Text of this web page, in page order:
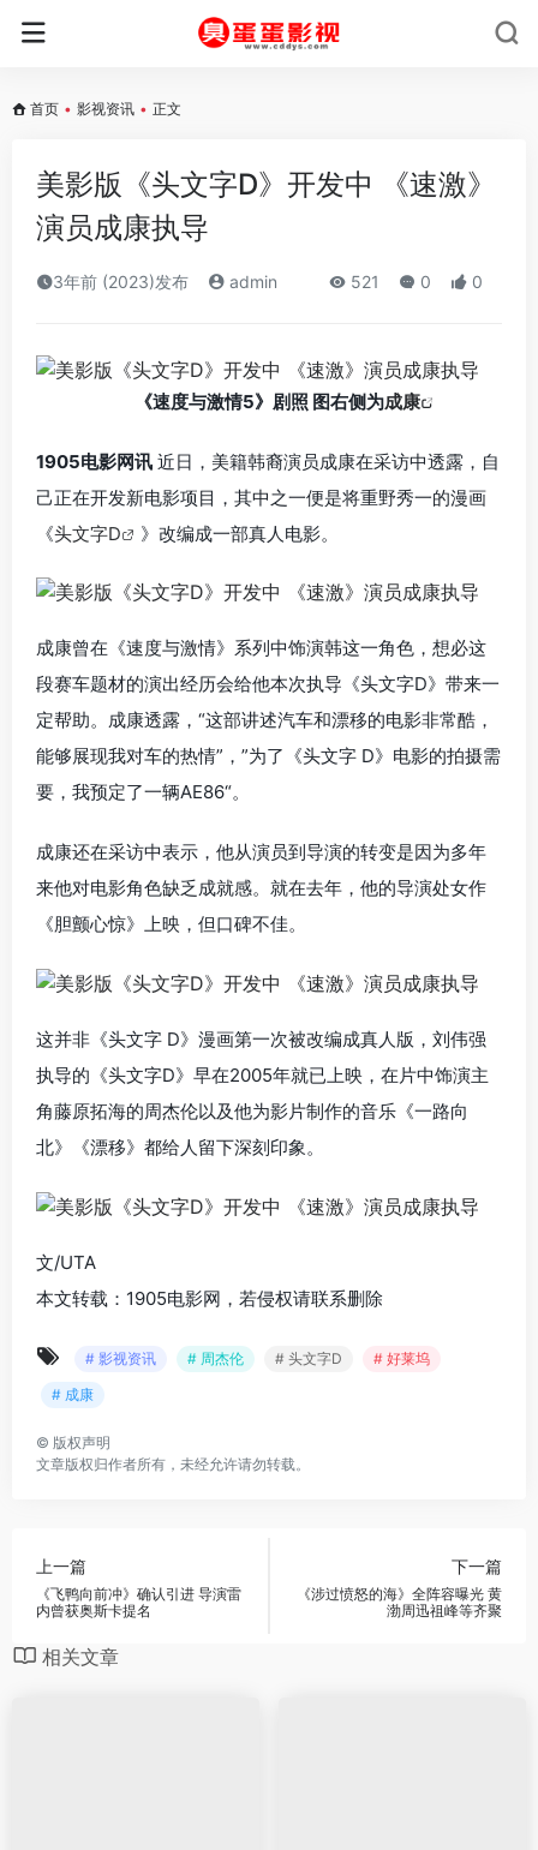
首页 • 影视资讯 • 正文
美影版《头文字D》开发中 《速激》
演员成康执导
3年前 (2023)发布 admin 521 0 0
《速度与激情5》 剧照 图右侧为成康
1905电影网讯 近日，美籍韩裔演员成康在采访中透露，自
己正在开发新电影项目，其中之一便是将重野秀一的漫画
《头文字D 》改编成一部真人电影。
成康曾在《速度与激情》系列中饰演韩这一角色，想必这
段赛车题材的演出经历会给他本次执导《头文字D》带来一
定帮助。成康透露，“这部讲述汽车和漂移的电影非常酷，
能够展现我对车的热情”，”为了《头文字 D》电影的拍摄需
要，我预定了一辆AE86“。
成康还在采访中表示，他从演员到导演的转变是因为多年
来他对电影角色缺乏成就感。就在去年，他的导演处女作
《胆颤心惊》上映，但口碑不佳。
这并非《头文字 D》漫画第一次被改编成真人版，刘伟强
执导的《头文字D》早在2005年就已上映，在片中饰演主
角藤原拓海的周杰伦以及他为影片制作的音乐《一路向
北》《漂移》都给人留下深刻印象。
文/UTA
本文转载：1905电影网，若侵权请联系删除
# 影视资讯 # 周杰伦 # 头文字D
# 好莱坞
# 成康
© 版权声明
文章版权归作者所有，未经允许请勿转载。
上一篇
《飞鸭向前冲》确认引进 导演雷
内曾获奥斯卡提名
下一篇
《涉过愤怒的海》全阵容曝光 黄
渤周迅祖峰等齐聚
相关文章